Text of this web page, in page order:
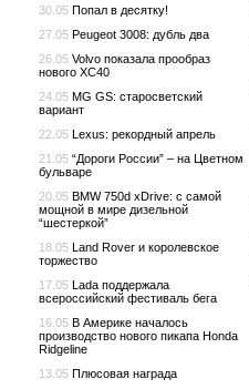
30.05 Попал в десятку!
27.05 Peugeot 3008: дубль два
26.05 Volvo показала прообраз
нового XC40
24.05 MG GS: старосветский
вариант
22.05 Lexus: рекордный апрель
21.05 “Дороги России” – на Цветном
бульваре
20.05 BMW 750d xDrive: с самой
мощной в мире дизельной
“шестеркой”
18.05 Land Rover и королевское
торжество
17.05 Lada поддержала
всероссийский фестиваль бега
16.05 В Америке началось
производство нового пикапа Honda
Ridgeline
13.05 Плюсовая награда